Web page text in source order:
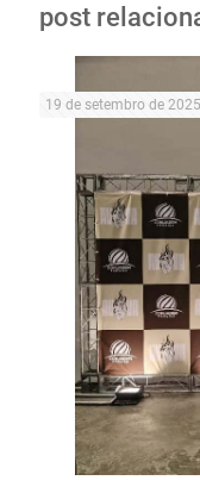
post
19 de setembro de 2025